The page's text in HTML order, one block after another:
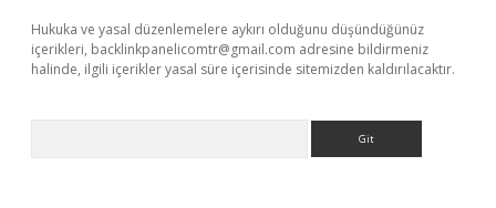
Hukuka ve yasal düzenlemelere aykırı olduğunu düşündüğünüz
içerikleri, backlinkpanelicomtr@gmail.com adresine bildirmeniz
halinde, ilgili içerikler yasal süre içerisinde sitemizden kaldırılacaktır.